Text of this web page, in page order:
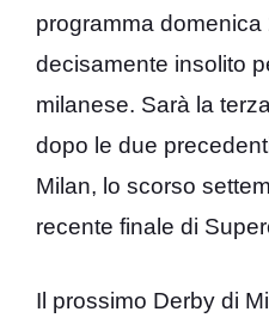
programma domenica
decisamente insolito
milanese. Sarà la
dopo le due
Milan, lo scorso
recente finale di
Il prossimo Derby di